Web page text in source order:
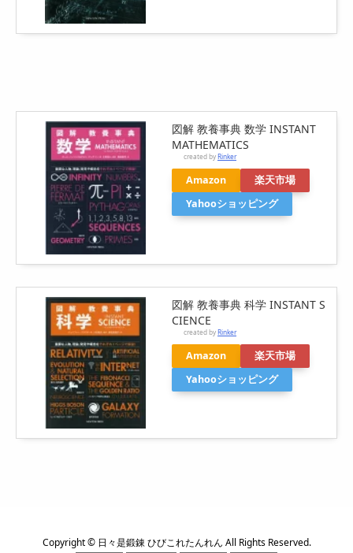
図解 教養事典 数学 INSTANT
MATHEMATICS
created byRinker
Amazon
楽天市場
Yahooショッピング
図解 教養事典 科学 INSTANT S
CIENCE
created byRinker
Amazon
楽天市場
Yahooショッピング
Copyright © 日々是鍛錬 ひびこれたんれん All Rights Reserved.